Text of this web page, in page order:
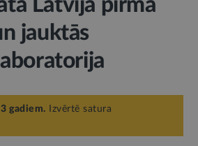
Latvijā pirmā
jauktās
gadiem. Izvērtē satura